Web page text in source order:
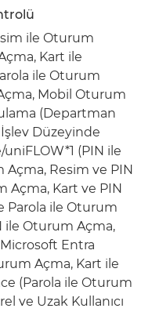
ile Oturum
Kart ile
ile Oturum
Mobil Oturum
(Departman
Düzeyinde
(PIN ile
Resim ve PIN
Açma, Kart ve PIN
Parola ile Oturum
ile Oturum Açma,
Entra
Açma, Kart ile
(Parola ile Oturum
ve Uzak Kullanıcı